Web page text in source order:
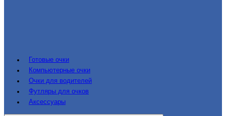
Готовые очки
Компьютерные очки
Очки для водителей
Футляры для очков
Аксессуары